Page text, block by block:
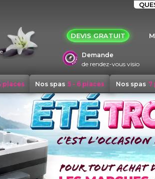
DEVIS GRATUIT
Demande
de rendez-vous visio
places Nos spas 5 - 6 places Nos spas 7
+